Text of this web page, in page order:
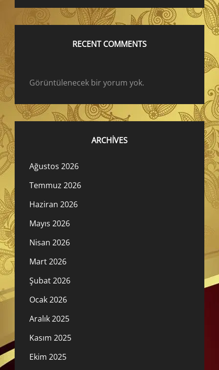
RECENT COMMENTS
Görüntülenecek bir yorum yok.
ARCHIVES
Ağustos 2026
Temmuz 2026
Haziran 2026
Mayıs 2026
Nisan 2026
Mart 2026
Şubat 2026
Ocak 2026
Aralık 2025
Kasım 2025
Ekim 2025